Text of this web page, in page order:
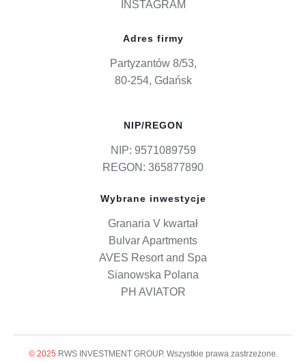
INSTAGRAM
Adres firmy
Partyzantów 8/53,
80-254, Gdańsk
NIP/REGON
NIP: 9571089759
REGON: 365877890
Wybrane inwestycje
Granaria V kwartał
Bulvar Apartments
AVES Resort and Spa
Sianowska Polana
PH AVIATOR
© 2025 RWS INVESTMENT GROUP. Wszystkie prawa zastrzeżone.